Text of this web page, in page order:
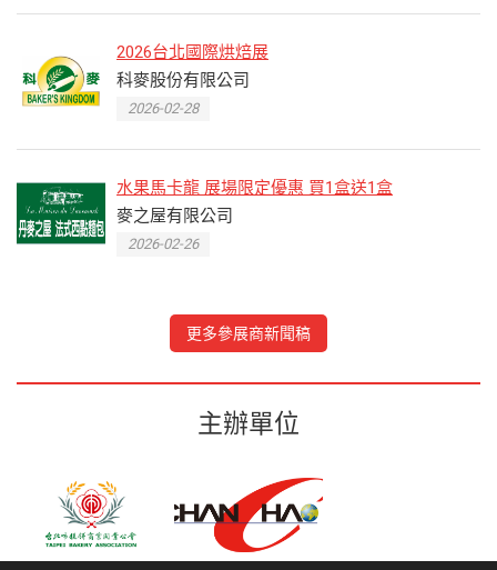
2026台北國際烘焙展
科麥股份有限公司
2026-02-28
水果馬卡龍 展場限定優惠 買1盒送1盒
麥之屋有限公司
2026-02-26
更多參展商新聞稿
主辦單位